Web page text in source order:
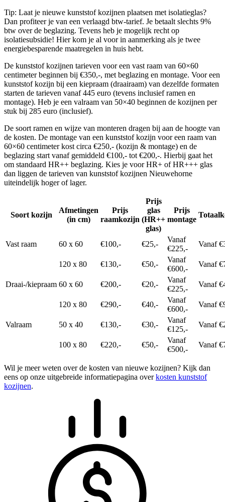
Tip: Laat je nieuwe kunststof kozijnen plaatsen met isolatieglas?
Dan profiteer je van een verlaagd btw-tarief. Je betaalt slechts 9%
btw over de beglazing. Tevens heb je mogelijk recht op
isolatiesubsidie! Hier kom je al voor in aanmerking als je twee
energiebesparende maatregelen in huis hebt.
De kunststof kozijnen tarieven voor een vast raam van 60×60
centimeter beginnen bij €350,-, met beglazing en montage. Voor een
kunststof kozijn bij een kiepraam (draairaam) van dezelfde formaten
starten de tarieven vanaf 445 euro (tevens inclusief ramen en
montage). Heb je een valraam van 50×40 beginnen de kozijnen per
stuk bij 285 euro (inclusief).
De soort ramen en wijze van monteren dragen bij aan de hoogte van
de kosten. De montage van een kunststof kozijn voor een raam van
60×60 centimeter kost circa €250,- (kozijn & montage) en de
beglazing start vanaf gemiddeld €100,- tot €200,-. Hierbij gaat het
om standaard HR++ beglazing. Kies je voor HR+ of HR+++ glas
dan liggen de tarieven van kunststof kozijnen Nieuwehorne
uiteindelijk hoger of lager.
Soort kozijn
Afmetingen
(in cm)
Prijs
raamkozijn
Prijs
glas
(HR++
glas)
Prijs
montage
Vast raam 60 x 60 €100,- €25,-
Vanaf
€225,-
Vanaf
120 x 80 €130,- €50,-
Vanaf
€600,-
Vanaf
Draai-/kiepraam 60 x 60 €200,- €20,-
Vanaf
€225,-
Vanaf
120 x 80 €290,- €40,-
Vanaf
€600,-
Vanaf
Valraam 50 x 40 €130,- €30,-
Vanaf
€125,-
Vanaf
100 x 80 €220,- €50,-
Vanaf
€500,-
Vanaf
Wil je meer weten over de kosten van nieuwe kozijnen? Kijk dan
eens op onze uitgebreide informatiepagina overkosten kunststof
kozijnen.